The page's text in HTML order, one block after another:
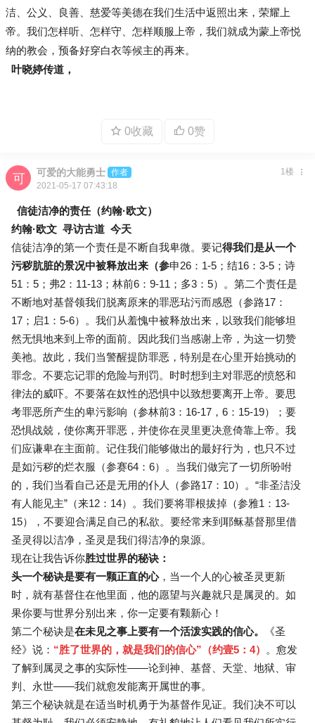
洁、公义、良善、慈爱等美德在我们生活中返照出来，荣耀上
帝。我们怎样听、怎样守、怎样顺服上帝，我们就成为蒙上帝悦
纳的教会，预备好穿白衣等候主的再来。
叶晓婷传道，
0收藏 0赞
可爱的大能勇士 作者
2021-05-17 07:43:18
1楼
信徒洁净的责任（约翰·欧文）
约翰·欧文 寻访古道 今天
信徒洁净的第一个责任是不断自我卑微。要记得我们是从一个
污秽肮脏的景况中被释放出来（参申26：1-5；结16：3-5；诗
51：5；弗2：11-13；林前6：9-11；多3：5）。第二个责任是
不断地对基督领我们脱离原来的罪恶玷污而感恩（参路17：
17；启1：5-6）。我们从羞愧中被释放出来，以致我们能够坦
然无惧地来到上帝的面前。因此我们当感谢上帝，为这一切赞
美祂。故此，我们当警醒提防罪恶，特别是在心里开始挑动的
罪念。不要忘记罪的危险与刑罚。时时想到主对罪恶的愤怒和
律法的威吓。不要落在奴性的恐惧中以致想要离开上帝。要思
考罪恶所产生的卑污影响（参林前3：16-17，6：15-19）；要
恐惧战兢，使你离开罪恶，并使你在灵里更决意倚靠上帝。我
们应谦卑在主面前。记住我们能够做出的最好行为，也只不过
是如污秽的烂衣服（参赛64：6）。当我们做完了一切所吩咐
的，我们当看自己还是无用的仆人（参路17：10）。“非圣洁没
有人能见主”（来12：14）。我们要将罪根拔掉（参雅1：13-
15），不要迎合满足自己的私欲。要经常来到耶稣基督那里借
圣灵得以洁净，圣灵是我们得洁净的泉源。
现在让我告诉你胜过世界的秘诀：
头一个秘诀是要有一颗正直的心，当一个人的心被圣灵更新
时，就有基督住在他里面，他的愿望与兴趣就只是属灵的。如
果你要与世界分别出来，你一定要有颗新心！
第二个秘诀是在未见之事上要有一个活泼实践的信心。
《圣
经》说： “胜了世界的，就是我们的信心”（约壹5：4）
。愈发
了解到属灵之事的实际性——论到神、基督、天堂、地狱、审
判、永世——我们就愈发能离开属世的事。
第三个秘诀就是在适当时机勇于为基督作见证。我们决不可以